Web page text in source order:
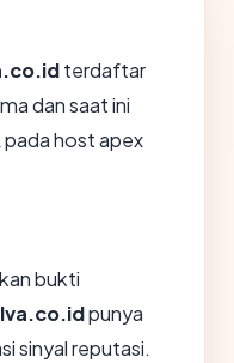
terdaftar
dan saat ini
host apex
bukti
punya
sinyal reputasi.